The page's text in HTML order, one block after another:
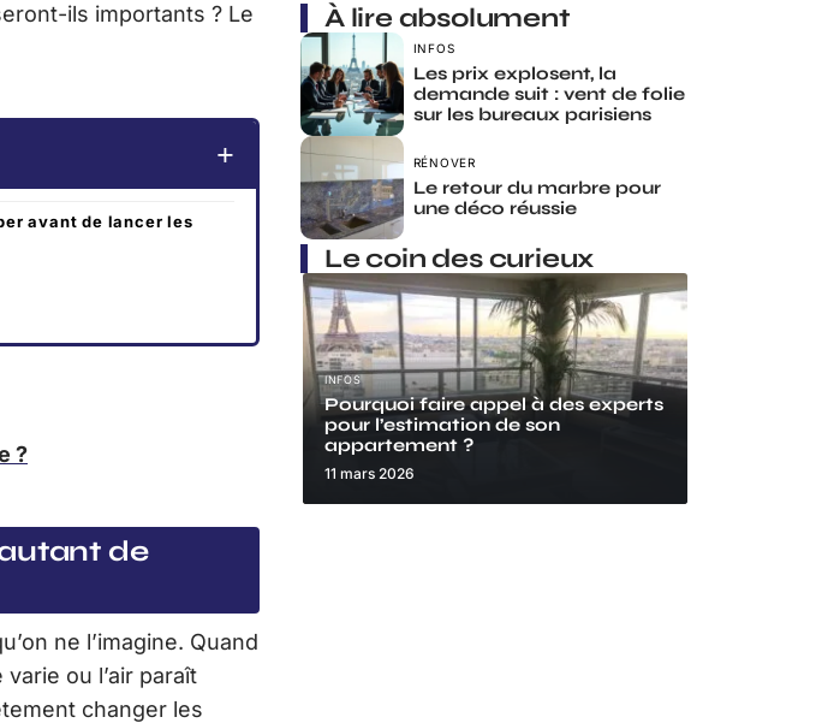
ils importants ? Le
avant de lancer les
?
de
ne l’imagine. Quand
ou l’air paraît
changer les
À lire absolument
INFOS
Les prix explosent, la
demande suit : vent de folie
sur les bureaux parisiens
RÉNOVER
Le retour du marbre pour
une déco réussie
Le coin des curieux
INFOS
Pourquoi faire appel à des experts
pour l’estimation de son
appartement ?
11 mars 2026